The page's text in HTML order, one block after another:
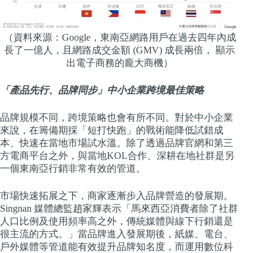
（資料來源：Google，東南亞網路用戶在過去四年內成
長了一億人，且網路成交金額 (GMV) 成長兩倍， 顯示
出電子商務的龐大商機）
「產品先行、品牌同步」中小企業跨境最佳策略
品牌規模不同，跨境策略也會有所不同。對於中小企業
來說，在籌備期採「短打快跑」的戰術能降低試錯成
本、快速在當地市場試水溫。除了透過品牌官網和第三
方電商平台之外，與當地KOL合作、深耕在地社群是另
一個東南亞行銷非常有效的管道。
市場快速拓展之下，商家逐漸步入品牌營造的發展期。
Singnan 媒體總監趙家輝表示「馬來西亞消費者除了社群
人口比例及使用頻率高之外，傳統媒體與線下行銷還是
很主流的方式。」當品牌進入發展期後，紙媒、電台、
戶外媒體等管道能有效提升品牌知名度，而運用數位科